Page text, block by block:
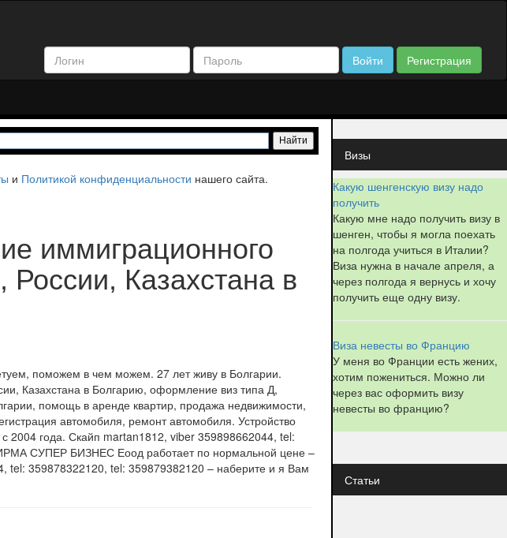
Войти Регистрация
и Политикой конфиденциальности нашего сайта.
иммиграционного
Казахстана в
поможем в чем можем. 27 лет живу в Болгарии.
Казахстана в Болгарию, оформление виз типа Д,
помощь в аренде квартир, продажа недвижимости,
автомобиля, ремонт автомобиля. Устройство
2004 года. Скайп martan1812, viber 359898662044, tel:
СУПЕР БИЗНЕС Еоод работает по нормальной цене –
tel: 359878322120, tel: 359879382120 – наберите и я Вам
Визы
Какую шенгенскую визу надо
получить
Какую мне надо получить визу в
шенген, чтобы я могла поехать
на полгода учиться в Италии?
Виза нужна в начале апреля, а
через полгода я вернусь и хочу
получить еще одну визу.
Виза невесты во Францию
У меня во Франции есть жених,
хотим пожениться. Можно ли
через вас оформить визу
невесты во францию?
Статьи